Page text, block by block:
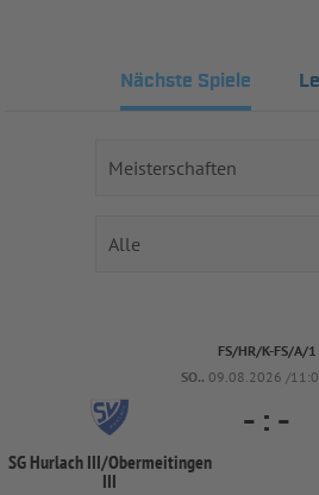
Nächste Spiele
FS/HR/K-FS/A/1
SO.. 09.08.2026 /
SG Hurlach III/Obermeitingen
III
- : -